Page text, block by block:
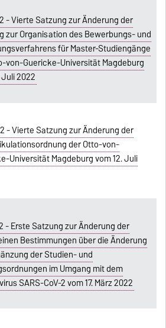
- Vierte Satzung zur Änderung der
zur Organisation des Bewerbungs- und
für Master-Studiengänge
von-Guericke-Universität Magdeburg
2022
- Vierte Satzung zur Änderung der
der Otto-von-
Universität Magdeburg vom 12. Juli
- Erste Satzung zur Änderung der
Bestimmungen über die Änderung
der Studien- und
im Umgang mit dem
SARS-CoV-2 vom 17. März 2022